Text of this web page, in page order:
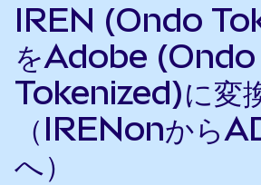
IREN (Ondo
をAdobe (Ondo
Tokenized)に変
（IRENonから
へ）